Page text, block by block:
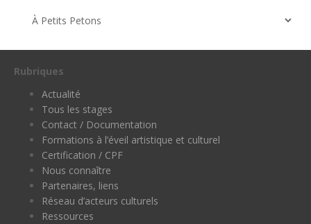
Rubriques
Actualité
Tous les stages
Contact / Documentation
Formations à l’éveil artistique et culturel
Certification / CPF
Nous connaître
Partenaires, liens
Réseau d’acteurs culturels
Ressources